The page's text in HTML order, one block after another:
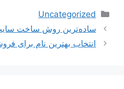
دسته‌ها
Uncategorized
ناوبری
نوشته‌ها
ساده‌ترین روش ساخت
انتخاب بهترین نام برای